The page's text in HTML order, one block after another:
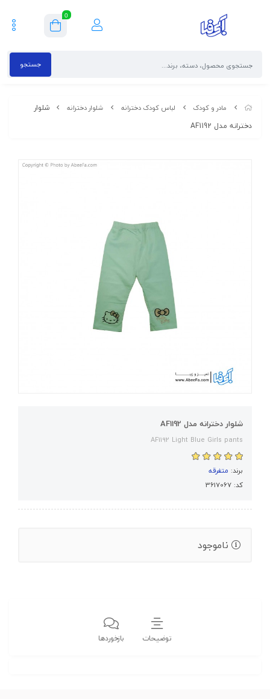
0
جستجو
مادر و کودک لباس کودک دخترانه شلوار دخترانه
شلوار
دخترانه مدل AF1192
شلوار دخترانه مدل AF1192
AF1192 Light Blue Girls pants
برند: متفرقه
کد: 3617067
ناموجود
توضیحات بازخوردها